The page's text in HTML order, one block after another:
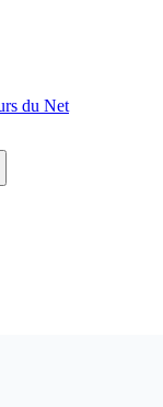
du Net